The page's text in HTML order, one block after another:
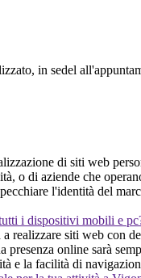
in sedel
di siti web
o di aziende che
l'identità del
i dispositivi mobili e
realizzare siti web con
presenza online sarà
e la facilità di